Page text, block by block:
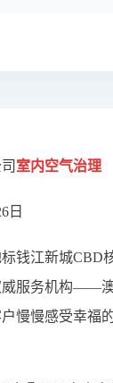
室内空气治理
日
钱江新城CBD
服务机构——
慢慢感受幸福